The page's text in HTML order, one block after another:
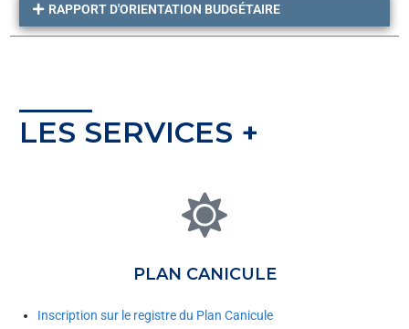
RAPPORT D'ORIENTATION BUDGÉTAIRE
LES SERVICES +
PLAN CANICULE
Inscription sur le registre du Plan Canicule